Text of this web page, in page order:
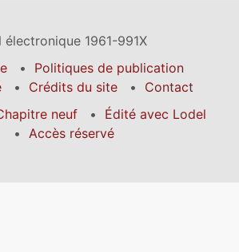
électronique 1961-991X
Politiques de publication
Crédits du site
Contact
neuf
Édité avec Lodel
Accès réservé